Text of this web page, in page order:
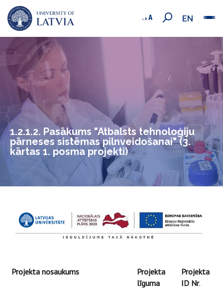
EN
1.2.1.2. Pasākums "Atbalsts tehnoloģiju
pārneses sistēmas pilnveidošanai" (3.
kārtas 1. posma projekti)
Projekta nosaukums
Projekta
līguma
Projekta
ID Nr.